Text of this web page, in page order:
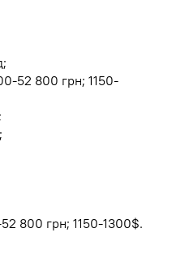
52 800 грн; 1150-
800 грн; 1150-1300$.